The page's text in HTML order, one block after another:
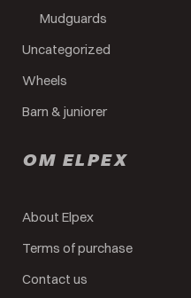
Mudguards
Uncategorized
Wheels
Barn & juniorer
OM ELPEX
About Elpex
Terms of purchase
Contact us